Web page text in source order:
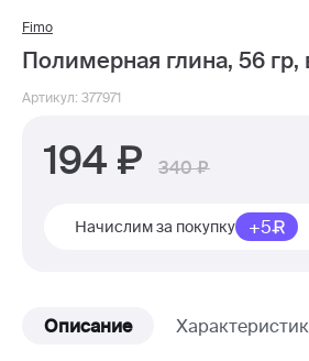
Fimo
Полимерная глина, 56
Артикул: 377971
194 340
Начислим за покупку +5
Описание